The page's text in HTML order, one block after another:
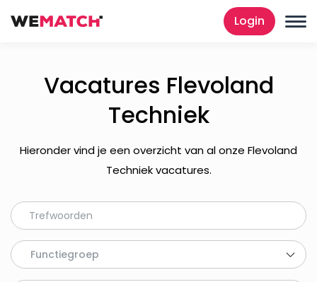
Login
Vacatures Flevoland
Techniek
Hieronder vind je een overzicht van al onze Flevoland
Techniek vacatures.
Functiegroep